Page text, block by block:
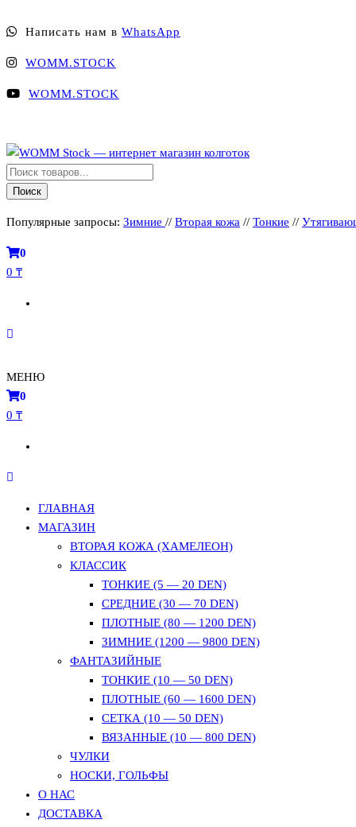
к
Написать нам в WhatsApp
WOMM.STOCK
WOMM.STOCK
WOMM Stock — интернет магазин колготок
Колготки MANZI, Naja Street тонкие, фантазийные, чулки, лосины
Поиск
товаров
Поиск
Популярные запросы: Зимние // Вторая кожа // Тонкие //
0
0 ₸
МЕНЮ
0
0 ₸
ГЛАВНАЯ
МАГАЗИН
ВТОРАЯ КОЖА (ХАМЕЛЕОН)
КЛАССИК
ТОНКИЕ (5 — 20 DEN)
СРЕДНИЕ (30 — 70 DEN)
ПЛОТНЫЕ (80 — 1200 DEN)
ЗИМНИЕ (1200 — 9800 DEN)
ФАНТАЗИЙНЫЕ
ТОНКИЕ (10 — 50 DEN)
ПЛОТНЫЕ (60 — 1600 DEN)
СЕТКА (10 — 50 DEN)
ВЯЗАННЫЕ (10 — 800 DEN)
ЧУЛКИ
НОСКИ, ГОЛЬФЫ
О НАС
ДОСТАВКА